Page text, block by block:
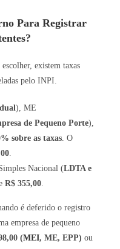
Para Registrar
existem taxas
pelo INPI.
), ME
de Pequeno Porte),
sobre as taxas. O
.
Nacional (LDTA e
R$ 355,00.
é deferido o registro
empresa de pequeno
(MEI, ME, EPP) ou